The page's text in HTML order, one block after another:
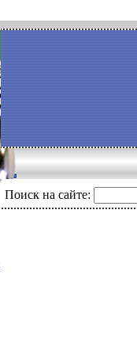
Поиск на сайте: